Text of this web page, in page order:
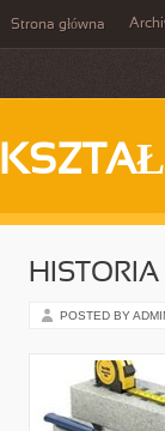
Strona główna
POSTED BY